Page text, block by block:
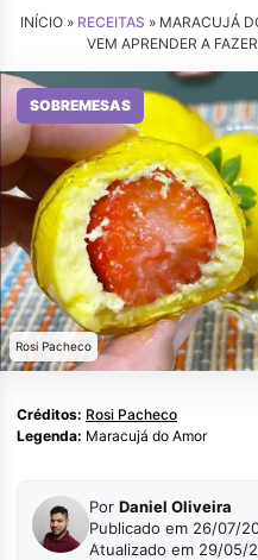
INÍCIO » RECEITAS » MARACUJÁ
VEM APRENDER A
SOBREMESAS
Rosi Pacheco
Créditos: Rosi Pacheco
Legenda: Maracujá do Amor
Por Daniel Oliveira
Publicado em 26/07/
Atualizado em 29/05/